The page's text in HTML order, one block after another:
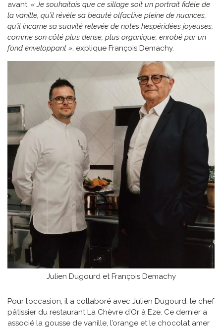
avant. « Je souhaitais que ce sillage soit un portrait fidèle de
la vanille, qu’il révèle sa beauté olfactive pleine de nuances,
qu’il incarne sa suavité relevée de notes hespéridées joyeuses,
comme son côté plus dense, plus organique, enrobé par un
fond enveloppant », explique François Demachy.
Julien Dugourd et François Demachy
Pour l’occasion, il a collaboré avec Julien Dugourd, le chef
pâtissier du restaurant La Chèvre d’Or à Eze. Ce dernier a
associé la gousse de vanille, l’orange et le chocolat amer